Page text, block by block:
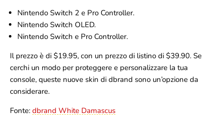
Nintendo Switch 2 e Pro Controller.
Nintendo Switch OLED.
Nintendo Switch e Pro Controller.
Il prezzo è di $19.95, con un prezzo di listino di $39.90. Se
cerchi un modo per proteggere e personalizzare la tua
console, queste nuove skin di dbrand sono un’opzione da
considerare.
Fonte: dbrand White Damascus